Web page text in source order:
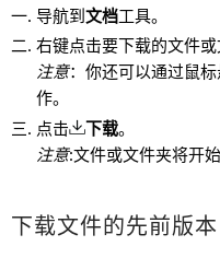
导航到文档工具。
右键点击要下载的文件或
注意：你还可以通过鼠
作。
点击
下载。
注意:文件或文件夹将开
下载文件的先前版本